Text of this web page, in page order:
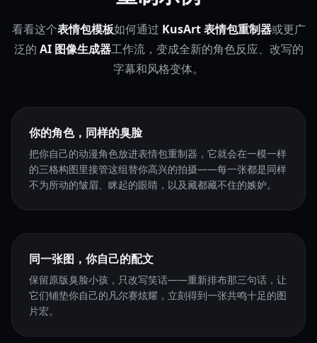
看看这个表情包模板如何通过 KusArt 表情包重制器或更广
泛的 AI 图像生成器工作流，变成全新的角色反应、改写的
字幕和风格变体。
你的角色，同样的臭脸
把你自己的动漫角色放进表情包重制器，它就会在一模一样
的三格构图里接管这组替你高兴的拍摄——每一张都是同样
不为所动的皱眉、眯起的眼睛，以及藏都藏不住的嫉妒。
同一张图，你自己的配文
保留原版臭脸小孩，只改写笑话——重新排布那三句话，让
它们铺垫你自己的凡尔赛炫耀，立刻得到一张共鸣十足的图
片宏。